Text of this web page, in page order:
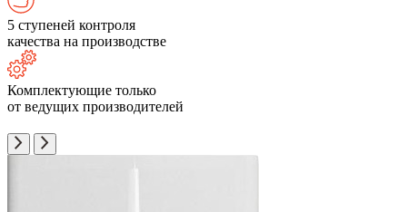
5 ступеней контроля
качества на производстве
Комплектующие только
от ведущих производителей